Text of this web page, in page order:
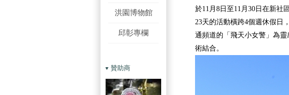
洪園博物館
邱彰專欄
贊助商
於11月8日至11月30日在新社
23天的活動橫跨4個週休假日
通頻道的「飛天小女警」為
術結合。